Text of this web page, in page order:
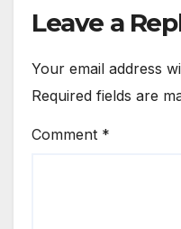
Leave a
Your email address
Required fields are
Comment *